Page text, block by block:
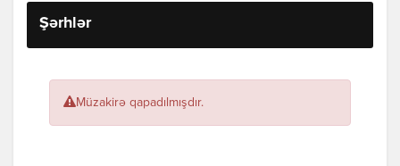
Şərhlər
Müzakirə qapadılmışdır.